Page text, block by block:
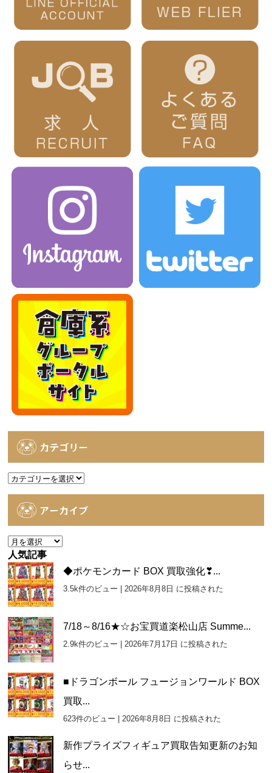
カテゴリー
カ
アーカイブ
ア
ー
カ
イ
ブ
人気記事
◆ポケモンカード BOX 買取強化❣...
3.5k件のビュー | 2026年8月8日 に投稿された
7/18～8/16★☆お宝買道楽松山店 Summe...
2.9k件のビュー | 2026年7月17日 に投稿された
■ドラゴンボール フュージョンワールド BOX
買取...
623件のビュー | 2026年8月8日 に投稿された
新作プライズフィギュア買取告知更新のお知
らせ...